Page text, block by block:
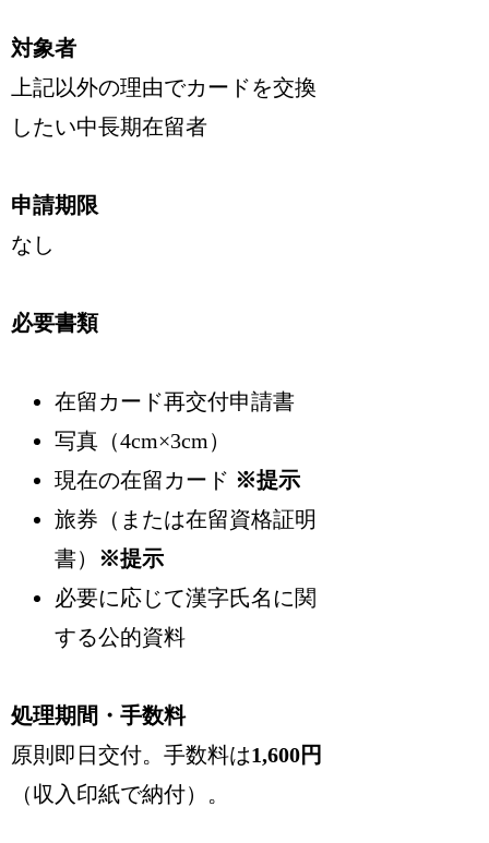
対象者
上記以外の理由でカードを交換
したい中長期在留者
申請期限
なし
必要書類
在留カード再交付申請書
写真（4cm×3cm）
現在の在留カード ※提示
旅券（または在留資格証明
書） ※提示
必要に応じて漢字氏名に関
する公的資料
処理期間・手数料
原則即日交付。手数料は1,600円
（収入印紙で納付）。